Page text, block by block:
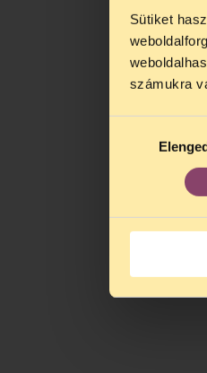
Sütiket
számukra
kiválasztása